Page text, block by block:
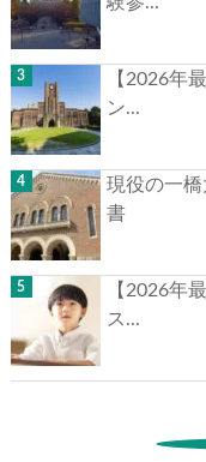
【2026年
ン...
現役の一
書
【2026年
ス...